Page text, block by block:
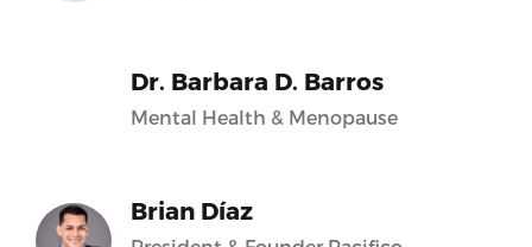
Dr. Barbara D. Barros
Mental Health & Menopause
Brian Díaz